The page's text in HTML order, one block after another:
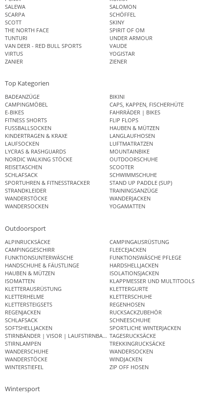
SALEWA
SALOMON
SCARPA
SCHÖFFEL
SCOTT
SKINY
THE NORTH FACE
SPIRIT OF OM
TUNTURI
UNDER ARMOUR
VAN DEER - RED BULL SPORTS
VAUDE
VIRTUS
YOGISTAR
ZANIER
ZIENER
Top Kategorien
BADEANZÜGE
BIKINI
CAMPINGMÖBEL
CAPS, KAPPEN, FISCHERHÜTE
E-BIKES
FAHRRÄDER | BIKES
FITNESS SHORTS
FLIP FLOPS
FUSSBALLSOCKEN
HAUBEN & MÜTZEN
KINDERTRAGEN & KRAXE
LANGLAUFHOSEN
LAUFSOCKEN
LUFTMATRATZEN
LYCRAS & RASHGUARDS
MOUNTAINBIKE
NORDIC WALKING STÖCKE
OUTDOORSCHUHE
REISETASCHEN
SCOOTER
SCHLAFSACK
SCHWIMMSCHUHE
SPORTUHREN & FITNESSTRACKER
STAND UP PADDLE (SUP)
STRANDKLEIDER
TRAININGSANZÜGE
WANDERSTÖCKE
WANDERJACKEN
WANDERSOCKEN
YOGAMATTEN
Outdoorsport
ALPINRUCKSÄCKE
CAMPINGAUSRÜSTUNG
CAMPINGGESCHIRR
FLEECEJACKEN
FUNKTIONSUNTERWÄSCHE
FUNKTIONSWÄSCHE PFLEGE
HANDSCHUHE & FÄUSTLINGE
HARDSHELLJACKEN
HAUBEN & MÜTZEN
ISOLATIONSJACKEN
ISOMATTEN
KLAPPMESSER UND MULTITOOLS
KLETTERAUSRÜSTUNG
KLETTERGURTE
KLETTERHELME
KLETTERSCHUHE
KLETTERSTEIGSETS
REGENHOSEN
REGENJACKEN
RUCKSACKZUBEHÖR
SCHLAFSACK
SCHNEESCHUHE
SOFTSHELLJACKEN
SPORTLICHE WINTERJACKEN
STIRNBÄNDER | VISOR | LAUFSTIRNBANDTAGESRUCKSÄCKE
STIRNLAMPEN
TREKKINGRUCKSÄCKE
WANDERSCHUHE
WANDERSOCKEN
WANDERSTÖCKE
WINDJACKEN
WINTERSTIEFEL
ZIP OFF HOSEN
Wintersport